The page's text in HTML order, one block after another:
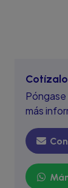
Cotízalo
más